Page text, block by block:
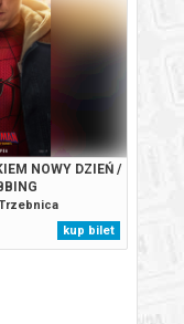
NOWY DZIEŃ /
kup bilet